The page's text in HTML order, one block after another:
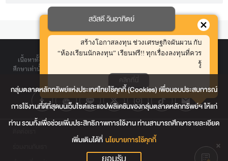
กลับสู่ด้านบน
เนื้อหาทั้งหมดบนเว็บไซต์นี้ มีขึ้นเพื่อวัตถุประสงค์ในการให้ข้อมูลและเพื่อการ
ศึกษาเท่านั้น ตลาดหลักทรัพย์ฯ มิได้ให้การรับรองและขอปฏิเสธต่อความรับผิดใด
ๆ ในเว็บไซต์นี้
สวัสดี วันอาทิตย์
สร้างโอกาสลงทุน ช่วงเศรษฐกิจผันผวน กับ
“ห้องเรียนนักลงทุน” เรียนฟรี!! ทุกเรื่องลงทุนที่ควร
รู้
คลิกที่นี่
กลุ่มตลาดหลักทรัพย์แห่งประเทศไทยใช้คุกกี้ (Cookies) เพื่อมอบประสบการณ์
การใช้งานที่ดีที่สุดบนเว็บไซต์และแอปพลิเคชันของกลุ่มตลาดหลักทรัพย์ฯ ให้แก่
ท่าน รวมทั้งเพื่อช่วยเพิ่มประสิทธิภาพการใช้งาน ท่านสามารถศึกษารายละเอียด
เพิ่มเติมได้ที่ นโยบายการใช้คุกกี้